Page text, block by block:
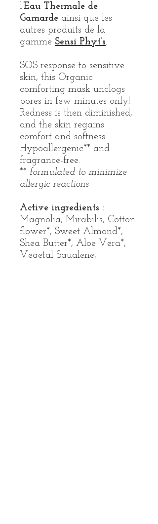
l’ Eau Thermale de
Gamarde ainsi que les
autres produits de la
gamme Sensi Phyt’s.
SOS response to sensitive
skin, this Organic
comforting mask unclogs
pores in few minutes only!
Redness is then diminished,
and the skin regains
comfort and softness.
Hypoallergenic** and
fragrance-free.
** formulated to minimize
allergic reactions
Active ingredients :
Magnolia, Mirabilis, Cotton
flower*, Sweet Almond*,
Shea Butter*, Aloe Vera*,
Vegetal Squalene,